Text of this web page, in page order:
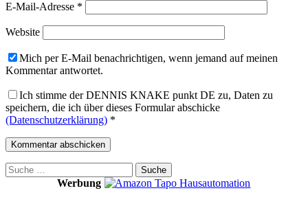
E-Mail-Adresse *
Website
Mich per E-Mail benachrichtigen, wenn jemand auf meinen
Kommentar antwortet.
Ich stimme der DENNIS KNAKE punkt DE zu, Daten zu
speichern, die ich über dieses Formular abschicke
(Datenschutzerklärung) *
Suche
nach:
Werbung